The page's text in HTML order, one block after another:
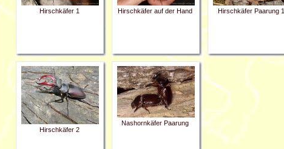
Hirschkäfer 1 Hirschkäfer auf der Hand Hirschkäfer Paarung 1
Hirschkäfer 2
Nashornkäfer Paarung